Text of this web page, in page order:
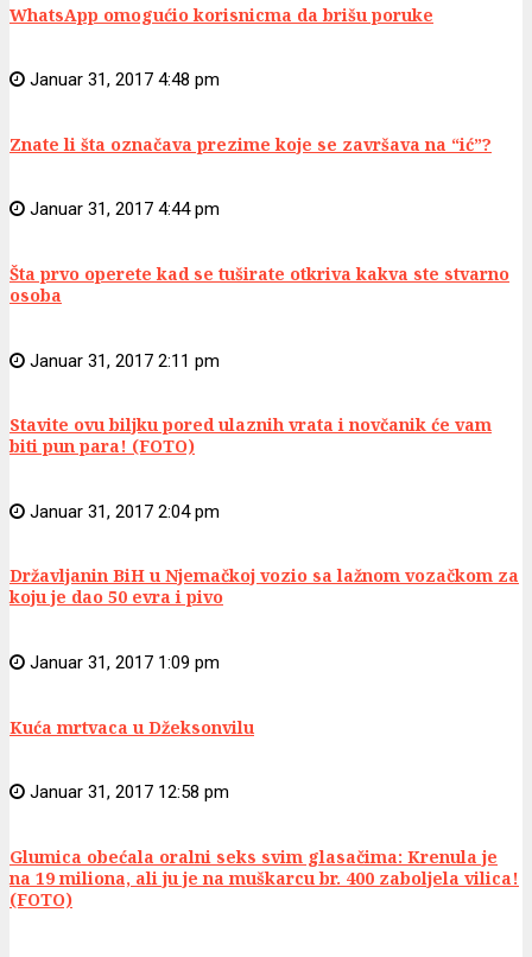
WhatsApp omogućio korisnicma da brišu poruke
Januar 31, 2017 4:48 pm
Znate li šta označava prezime koje se završava na “ić”?
Januar 31, 2017 4:44 pm
Šta prvo operete kad se tuširate otkriva kakva ste stvarno
osoba
Januar 31, 2017 2:11 pm
Stavite ovu biljku pored ulaznih vrata i novčanik će vam
biti pun para! (FOTO)
Januar 31, 2017 2:04 pm
Državljanin BiH u Njemačkoj vozio sa lažnom vozačkom za
koju je dao 50 evra i pivo
Januar 31, 2017 1:09 pm
Kuća mrtvaca u Džeksonvilu
Januar 31, 2017 12:58 pm
Glumica obećala oralni seks svim glasačima: Krenula je
na 19 miliona, ali ju je na muškarcu br. 400 zaboljela vilica!
(FOTO)